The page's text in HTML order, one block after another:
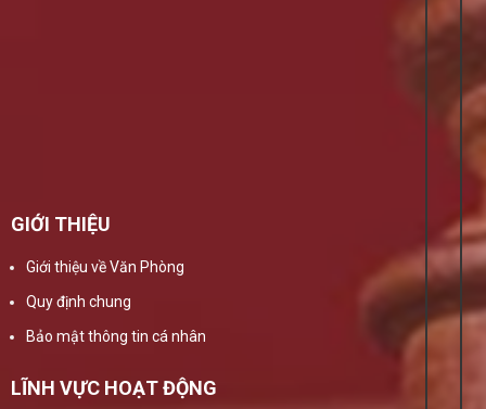
GIỚI THIỆU
Giới thiệu về Văn Phòng
Quy định chung
Bảo mật thông tin cá nhân
LĨNH VỰC HOẠT ĐỘNG